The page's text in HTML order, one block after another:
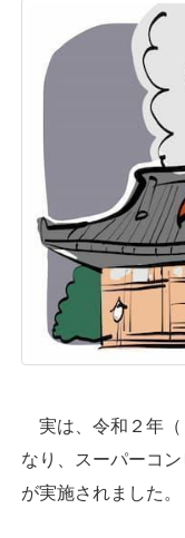
実は、令和２年（
なり、スーパーコ
が実施されました。